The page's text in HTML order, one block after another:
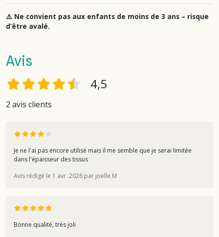
⚠️ Ne convient pas aux enfants de moins de 3 ans – risque
d’être avalé.
Avis
4,5
2 avis clients
Je ne l'ai pas encore utilisé mais il me semble que je serai limitée
dans l'épaisseur des tissus
Avis rédigé le 1 avr. 2026 par joelle M
Bonne qualité, très joli